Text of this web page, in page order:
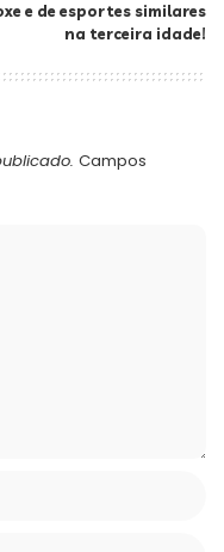
e de esportes similares
na terceira idade!
Campos